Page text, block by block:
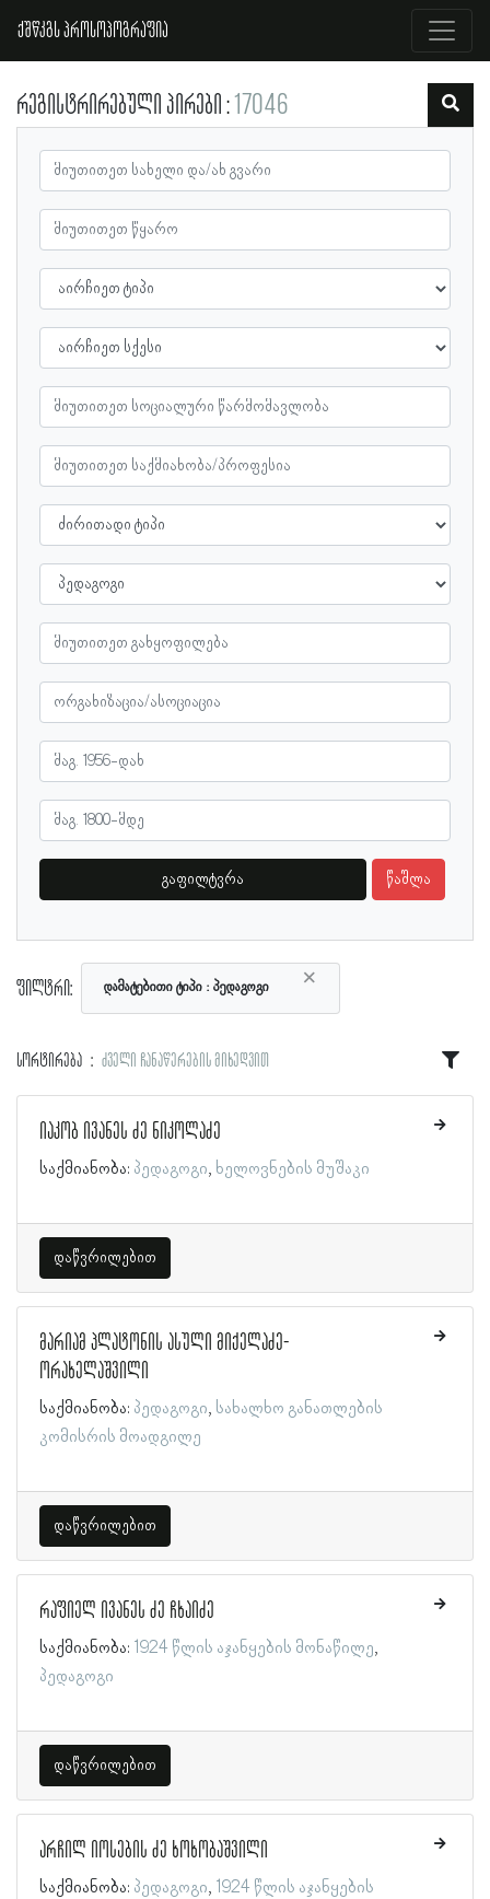
ქშწკგს პროსოპოგრაფია
რეგისტრირებული პირები 17046
გაფილტვრა წაშლა
ფილტრი: ×
დამატებითი ტიპი პედაგოგი
სორტირება ძველი ჩანაწერების მიხედვით
იაკობ ივანეს ძე ნიკოლაძე
საქმიანობა: პედაგოგი ხელოვნების მუშაკი
დაწვრილებით
მარიამ პლატონის ასული მიქელაძე-
ორახელაშვილი
საქმიანობა: პედაგოგი სახალხო განათლების
კომისრის მოადგილე
დაწვრილებით
რაფიელ ივანეს ძე ჩხაიძე
საქმიანობა: 1924 წლის აჯანყების მონაწილე
პედაგოგი
დაწვრილებით
არჩილ იოსების ძე ხოხობაშვილი
საქმიანობა: პედაგოგი 1924 წლის აჯანყების